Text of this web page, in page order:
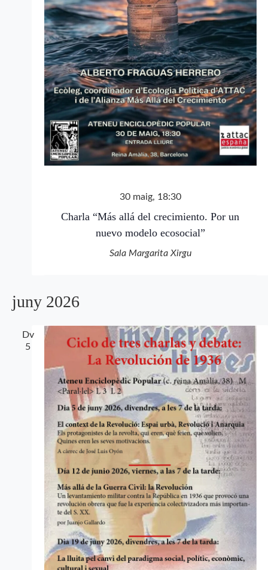
30 maig, 18:30
Charla “Más allá del crecimiento. Por un
nuevo modelo ecosocial”
Sala Margarita Xirgu
juny 2026
Dv
5